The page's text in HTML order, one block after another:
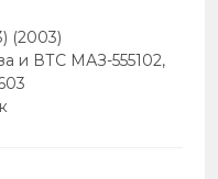
(2003)
и ВТС МАЗ-555102,